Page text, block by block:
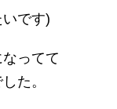
です)
ってて
た。